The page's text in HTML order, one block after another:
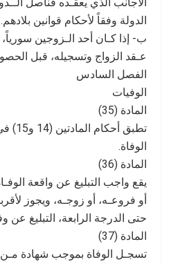
الدولة وفقاً لأحكام قوانين بلادهم.
ب- إذا كـان أحد الـزوجين
عـقد الزواج وتسجيله، قبل
الفصل السادس
الوفيات
المادة (35)
تطبق
الوفاة.
المادة (36)
يقع واجب التبليغ عن واقعة
أو فروعـه، أو زوجـه، ويجوز
حتى الدرجة الرابعة، التبليغ عن
المادة (37)
تسجـل الوفاة بموجب شهادة مـن